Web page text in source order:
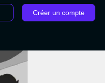
Créer un compte